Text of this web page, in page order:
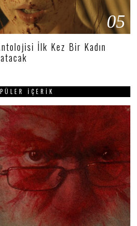
05
İlk Kez Bir Kadın
İÇERIK